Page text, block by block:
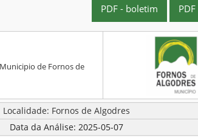
PDF - boletim
de Fornos de
Localidade: Fornos de Algodres
Data da Análise: 2025-05-07